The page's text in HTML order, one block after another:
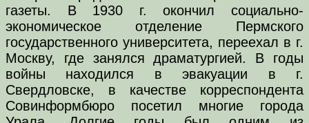
газеты. В 1930 г. окончил социально-
экономическое отделение Пермского
государственного университета, переехал в г.
Москву, где занялся драматургией. В годы
войны находился в эвакуации в г.
Свердловске, в качестве корреспондента
Совинформбюро посетил многие города